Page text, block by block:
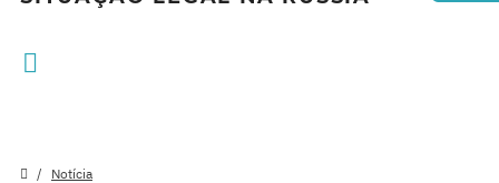
Notícia